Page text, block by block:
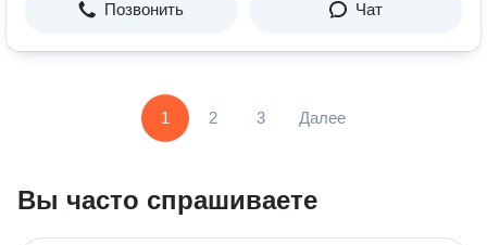
Позвонить Чат
1 2 3 Далее
Вы часто спрашиваете